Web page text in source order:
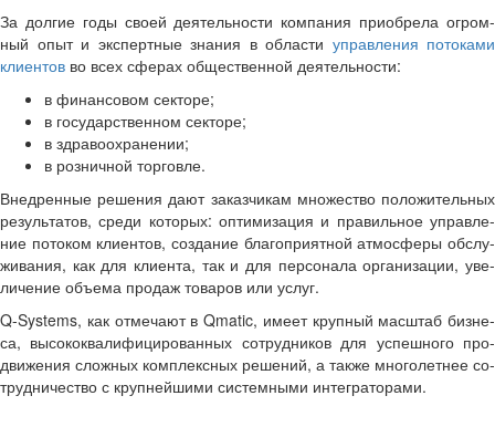
За дол­гие годы своей де­я­тель­но­сти ком­па­ния при­об­ре­ла огром­
ный опыт и экс­перт­ные зна­ния в об­ла­сти управ­ле­ния по­то­ка­ми
кли­ен­тов во всех сфе­рах об­ще­ствен­ной де­я­тель­но­сти:
в фи­нан­со­вом сек­то­ре;
в го­су­дар­ствен­ном сек­то­ре;
в здра­во­охра­не­нии;
в роз­нич­ной тор­гов­ле.
Внед­рен­ные ре­ше­ния дают за­каз­чи­кам мно­же­ство по­ло­жи­тель­ных
ре­зуль­та­тов, среди ко­то­рых: оп­ти­ми­за­ция и пра­виль­ное управ­ле­
ние по­то­ком кли­ен­тов, со­зда­ние бла­го­при­ят­ной ат­мо­сфе­ры об­слу­
жи­ва­ния, как для кли­ен­та, так и для пер­со­на­ла ор­га­ни­за­ции, уве­
ли­че­ние объ­е­ма про­даж то­ва­ров или услуг.
Q-​Systems, как от­ме­ча­ют в Qmatic, имеет круп­ный мас­штаб биз­не­
са, вы­со­ко­ква­ли­фи­ци­ро­ван­ных со­труд­ни­ков для успеш­но­го про­
дви­же­ния слож­ных ком­плекс­ных ре­ше­ний, а также мно­го­лет­нее со­
труд­ни­че­ство с круп­ней­ши­ми си­стем­ны­ми ин­те­гра­то­ра­ми.